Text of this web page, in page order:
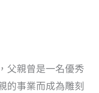
父親曾是一名優秀
的事業而成為雕刻